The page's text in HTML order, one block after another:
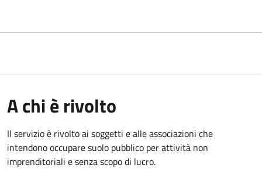
A chi è rivolto
Il servizio è rivolto ai soggetti e alle associazioni che
intendono occupare suolo pubblico per attività non
imprenditoriali e senza scopo di lucro.